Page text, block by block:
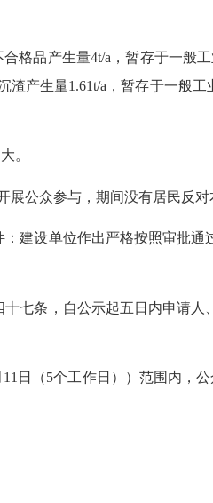
合格品产生量4t/a，暂存于一般
产生量1.61t/a，暂存于一般
。
公众参与，期间没有居民反对
建设单位作出严格按照审批
七条，自公示起五日内申请
11 日（5个工作日））范围内，